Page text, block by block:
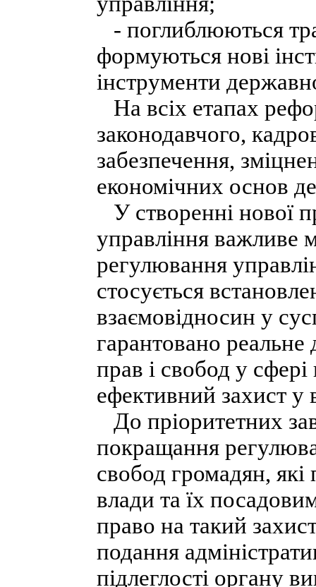
- поглиблюються
формуються нові
інструменти
На всіх етапах
законодавчого,
забезпечення,
економічних основ
У створенні нової
управління важливе
регулювання
стосується
взаємовідносин у
гарантовано
прав і свобод у
ефективний захист у
До пріоритетних
покращання
свобод громадян,
влади та їх
право на такий
подання
підлеглості органу